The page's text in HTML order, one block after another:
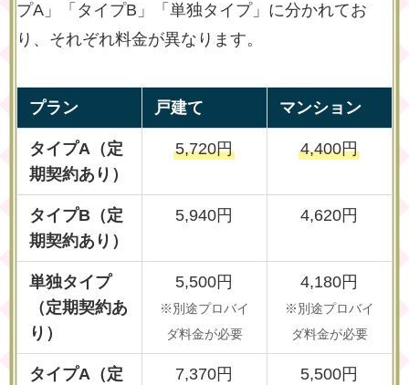
プA」「タイプB」「単独タイプ」に分かれてお
り、それぞれ料金が異なります。
プラン 戸建て マンション
タイプA（定
期契約あり）
5,720円 4,400円
タイプB（定
期契約あり）
5,940円 4,620円
単独タイプ
（定期契約あ
り）
5,500円
※別途プロバイ
ダ料金が必要
4,180円
※別途プロバイ
ダ料金が必要
タイプA（定
7,370円 5,500円